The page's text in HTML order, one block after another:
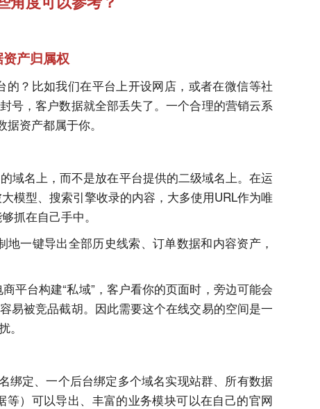
产归属权
？比如我们在平台上开设网店，或者在微信等社
号，客户数据就全部丢失了。一个合理的营销云系
资产都属于你。
域名 上，而不是放在平台提供的二级域名 上。在运
模型、搜索引擎收录的内容，大多使用URL作为唯
抓在自己手中。
地一键导出全部历史线索、订单数据和内容资产，
平台构建“私域”，客户看你的页面时，旁边可能会
易被竞品截胡。因此需要这个在线交易的空间是一
绑定、一个后台绑定多个域名实现站群、所有数据
等）可以导出、丰富的业务模块可以在自己的官网